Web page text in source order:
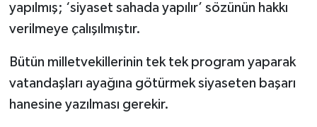
yapılmış; ‘siyaset sahada yapılır’ sözünün hakkı
verilmeye çalışılmıştır.
Bütün milletvekillerinin tek tek program yaparak
vatandaşları ayağına götürmek siyaseten başarı
hanesine yazılması gerekir.